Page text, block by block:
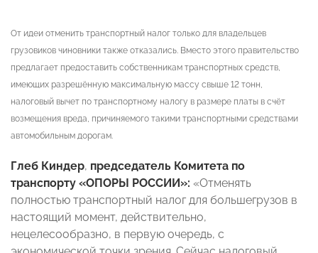
От идеи отменить транспортный налог только для владельцев
грузовиков чиновники также отказались. Вместо этого правительство
предлагает предоставить собственникам транспортных средств,
имеющих разрешённую максимальную массу свыше 12 тонн,
налоговый вычет по транспортному налогу в размере платы в счёт
возмещения вреда, причиняемого такими транспортными средствами
автомобильным дорогам.
Глеб Киндер, председатель Комитета по
транспорту «ОПОРЫ РОССИИ»: «Отменять
полностью транспортный налог для большегрузов в
настоящий момент, действительно,
нецелесообразно, в первую очередь, с